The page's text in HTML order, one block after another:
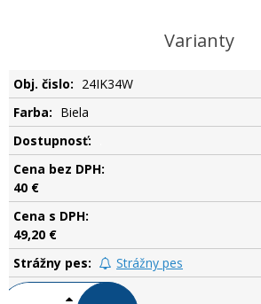
Varianty
24IK34W
Biela
40 €
49,20 €
Strážny pes